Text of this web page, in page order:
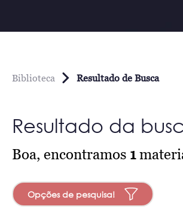
Biblioteca Resultado de Busca
Resultado da
Boa, encontramos 1
Opções de pesquisa!